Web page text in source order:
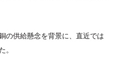
の供給懸念を背景に、直近では
。